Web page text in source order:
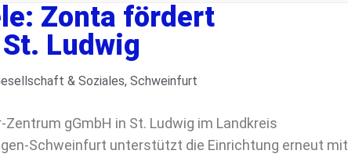
Zonta fördert
Ludwig
& Soziales, Schweinfurt
gGmbH in St. Ludwig im Landkreis
Schweinfurt unterstützt die Einrichtung erneut mit